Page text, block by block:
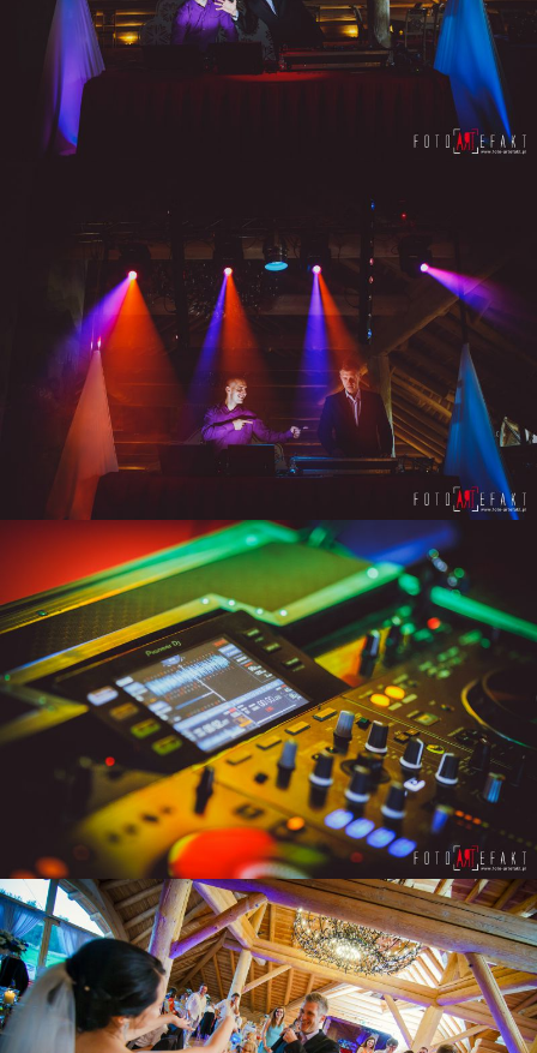
ZOBACZ POWIĘKSZENIE
ZOBACZ POWIĘKSZENIE
ZOBACZ POWIĘKSZENIE